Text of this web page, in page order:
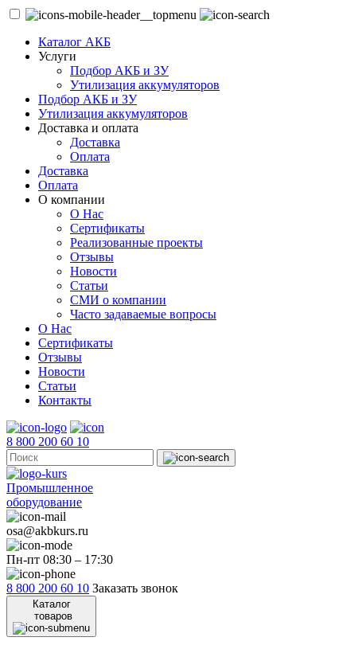
Каталог АКБ
Услуги
Подбор АКБ и ЗУ
Утилизация аккумуляторов
Подбор АКБ и ЗУ
Утилизация аккумуляторов
Доставка и оплата
Доставка
Оплата
Доставка
Оплата
О компании
О Нас
Сертификаты
Реализованные проекты
Отзывы
Новости
Статьи
СМИ о компании
Часто задаваемые вопросы
О Нас
Сертификаты
Отзывы
Новости
Статьи
Контакты
8 800 200 60 10
Промышленное
оборудование
osa@akbkurs.ru
Пн-пт 08:30 – 17:30
8 800 200 60 10 Заказать звонок
Каталог
товаров